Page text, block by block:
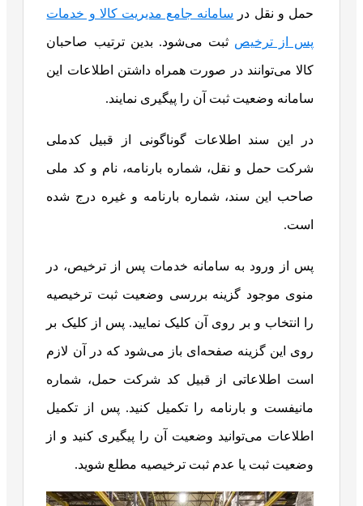
حمل و نقل در سامانه جامع مدیریت کالا و خدمات
پس از ترخیص ثبت می‌شود. بدین ترتیب صاحبان
کالا می‌توانند در صورت همراه داشتن اطلاعات این
سامانه وضعیت ثبت آن را پیگیری نمایند.
در این سند اطلاعات گوناگونی از قبیل کدملی
شرکت حمل و نقل، شماره بارنامه، نام و کد ملی
صاحب این سند، شماره بارنامه و غیره درج شده
است.
پس از ورود به سامانه خدمات پس از ترخیص، در
منوی موجود گزینه بررسی وضعیت ثبت ترخیصیه
را انتخاب و بر روی آن کلیک نمایید. پس از کلیک بر
روی این گزینه صفحه‌ای باز می‌شود که در آن لازم
است اطلاعاتی از قبیل کد شرکت حمل، شماره
مانیفست و بارنامه را تکمیل کنید. پس از تکمیل
اطلاعات می‌توانید وضعیت آن را پیگیری کنید و از
وضعیت ثبت یا عدم ثبت ترخیصیه مطلع شوید.